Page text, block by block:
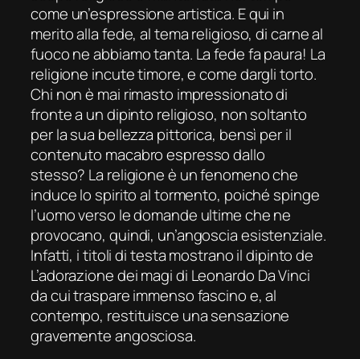
come un’espressione artistica. E qui in
merito alla fede, al tema religioso, di carne al
fuoco ne abbiamo tanta. La fede fa paura! La
religione incute timore, e come dargli torto.
Chi non è mai rimasto impressionato di
fronte a un dipinto religioso, non soltanto
per la sua bellezza pittorica, bensì per il
contenuto macabro espresso dallo
stesso? La religione è un fenomeno che
induce lo spirito al tormento, poiché spinge
l’uomo verso le domande ultime che ne
provocano, quindi, un’angoscia esistenziale.
Infatti, i titoli di testa mostrano il dipinto de
L’adorazione dei magidi Leonardo Da Vinci
da cui traspare immenso fascino e, al
contempo, restituisce una sensazione
gravemente angosciosa.